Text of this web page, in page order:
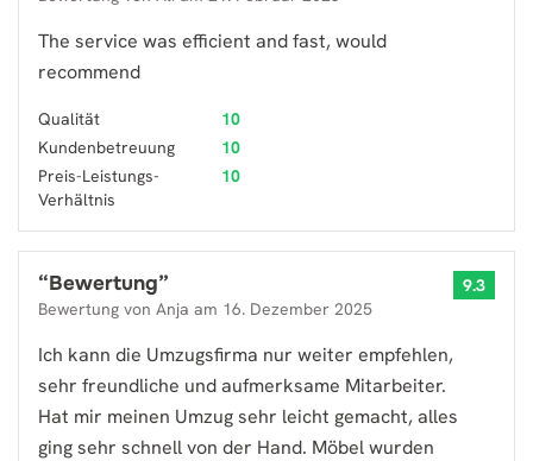
The service was efficient and fast, would
recommend
Qualität
10
Kundenbetreuung
10
Preis-Leistungs-
Verhältnis
10
“Bewertung”
Bewertung von Anja am 16. Dezember 2025
9.3
Ich kann die Umzugsfirma nur weiter empfehlen,
sehr freundliche und aufmerksame Mitarbeiter.
Hat mir meinen Umzug sehr leicht gemacht, alles
ging sehr schnell von der Hand. Möbel wurden